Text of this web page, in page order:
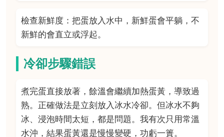
檢查新鮮度：把蛋放入水中，新鮮蛋會平躺，不
新鮮的會直立或浮起。
冷卻步驟錯誤
煮完蛋直接放著，餘溫會繼續加熱蛋黃，導致過
熟。正確做法是立刻放入冰水冷卻。但冰水不夠
冰、浸泡時間太短，都是問題。我有次只用常溫
水沖，結果蛋黃還是慢慢變硬，功虧一簣。